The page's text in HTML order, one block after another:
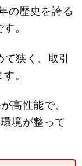
の歴史を誇る
。
て狭く、取引
。
高性能で、
境が整って